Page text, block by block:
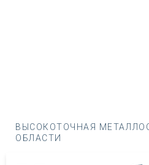
ВЫСОКОТОЧНАЯ
ОБЛАСТИ